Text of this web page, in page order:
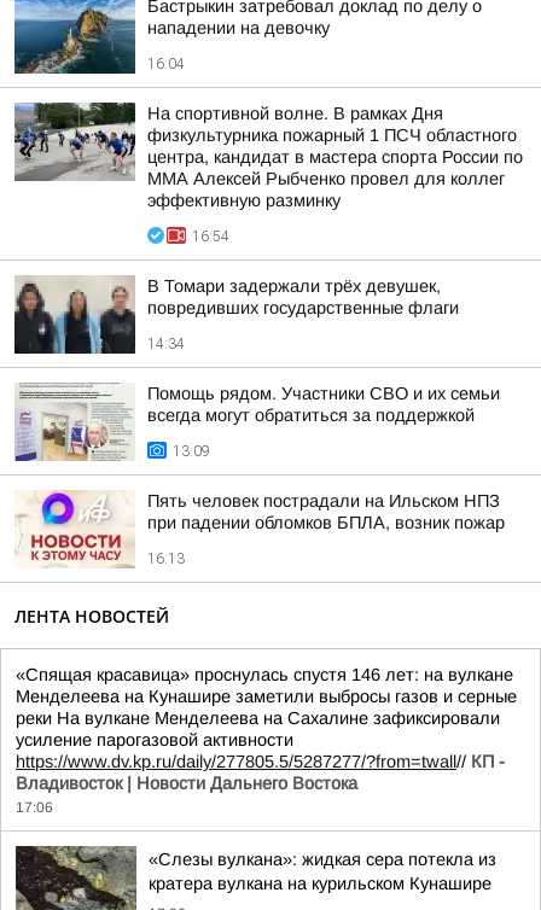
Бастрыкин затребовал доклад по делу о
нападении на девочку
16:04
На спортивной волне. В рамках Дня
физкультурника пожарный 1 ПСЧ областного
центра, кандидат в мастера спорта России по
ММА Алексей Рыбченко провел для коллег
эффективную разминку
16:54
В Томари задержали трёх девушек,
повредивших государственные флаги
14:34
Помощь рядом. Участники СВО и их семьи
всегда могут обратиться за поддержкой
13:09
Пять человек пострадали на Ильском НПЗ
при падении обломков БПЛА, возник пожар
16:13
ЛЕНТА НОВОСТЕЙ
«Спящая красавица» проснулась спустя 146 лет: на вулкане
Менделеева на Кунашире заметили выбросы газов и серные
реки На вулкане Менделеева на Сахалине зафиксировали
усиление парогазовой активности
https://www.dv.kp.ru/daily/277805.5/5287277/?from=twall// КП -
Владивосток | Новости Дальнего Востока
17:06
«Слезы вулкана»: жидкая сера потекла из
кратера вулкана на курильском Кунашире